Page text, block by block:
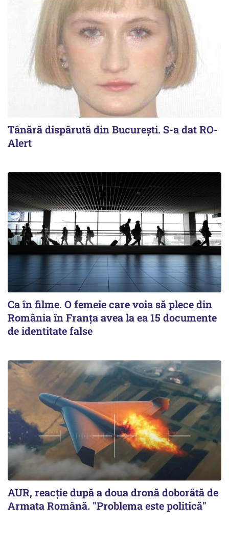
Tânără dispărută din Bucureşti. S-a dat RO-
Alert
Ca în filme. O femeie care voia să plece din
România în Franţa avea la ea 15 documente
de identitate false
AUR, reacţie după a doua dronă doborâtă de
Armata Română. "Problema este politică"